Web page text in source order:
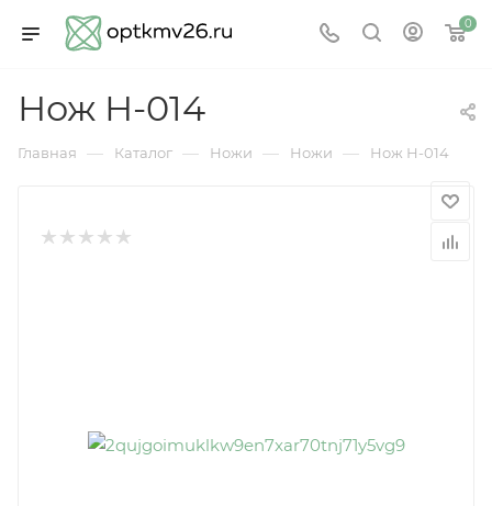
0
Нож Н-014
Главная — Каталог — Ножи — Ножи — Нож Н-014